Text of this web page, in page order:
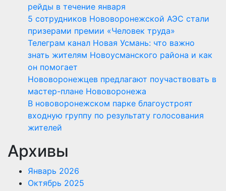
рейды в течение января
5 сотрудников Нововоронежской АЭС стали
призерами премии «Человек труда»
Телеграм канал Новая Усмань: что важно
знать жителям Новоусманского района и как
он помогает
Нововоронежцев предлагают поучаствовать в
мастер-плане Нововоронежа
В нововоронежском парке благоустроят
входную группу по результату голосования
жителей
Архивы
Январь 2026
Октябрь 2025